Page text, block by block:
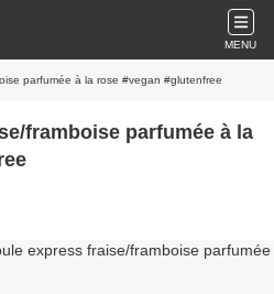
MENU
parfumée à la rose #vegan #glutenfree
framboise parfumée à la